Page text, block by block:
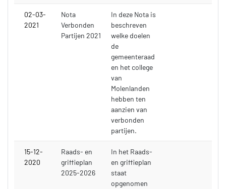
02-03-
2021
Nota
Verbonden
Partijen 2021
In deze Nota is
beschreven
welke doelen
de
gemeenteraad
en het college
van
Molenlanden
hebben ten
aanzien van
verbonden
partijen.
15-12-
2020
Raads- en
griffieplan
2025-2026
In het Raads-
en griffieplan
staat
opgenomen